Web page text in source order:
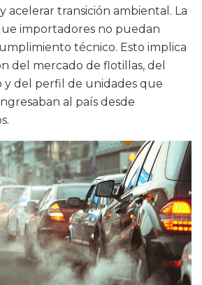
acelerar transición ambiental. La
importadores no puedan
técnico. Esto implica
del mercado de flotillas, del
y del perfil de unidades que
al país desde